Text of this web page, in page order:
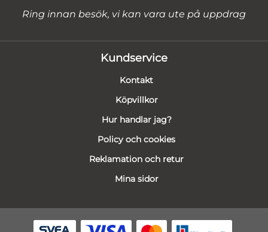
Ring innan besök, vi kan vara ute på uppdrag
Kundservice
Kontakt
Köpvillkor
Hur handlar jag?
Policy och cookies
Reklamation och retur
Mina sidor